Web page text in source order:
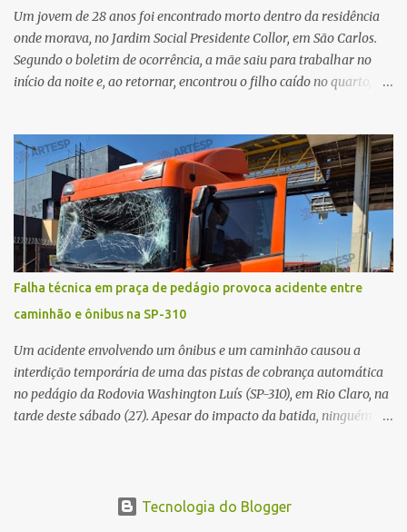
e Tecidos para Transplantes (CIHDOTT) da Santa Ca...
Um jovem de 28 anos foi encontrado morto dentro da residência
onde morava, no Jardim Social Presidente Collor, em São Carlos.
Segundo o boletim de ocorrência, a mãe saiu para trabalhar no
início da noite e, ao retornar, encontrou o filho caído no quarto,
jovem apresentava problemas de saúde. Fonte: São Carlos Agora
Falha técnica em praça de pedágio provoca acidente entre
caminhão e ônibus na SP-310
Um acidente envolvendo um ônibus e um caminhão causou a
interdição temporária de uma das pistas de cobrança automática
no pedágio da Rodovia Washington Luís (SP-310), em Rio Claro, na
tarde deste sábado (27). Apesar do impacto da batida, ninguém
aconteceu devido a uma falha técnica na praça de cobrança.
Tecnologia do Blogger